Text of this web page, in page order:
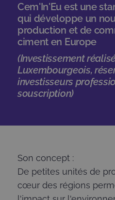
Cem'In'Eu est une
qui développe un
production et de
ciment en Europe
(Investissement
Luxembourgeois,
investisseurs
souscription)
Son concept :
De petites unités de
cœur des régions